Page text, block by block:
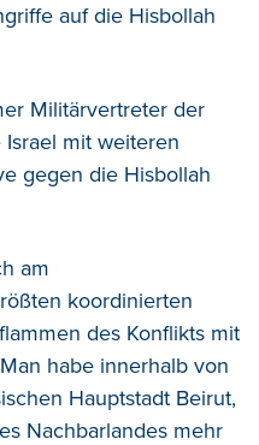
auf die Hisbollah
Militärvertreter der
mit weiteren
gegen die Hisbollah
am
koordinierten
des Konflikts mit
habe innerhalb von
Hauptstadt Beirut,
Nachbarlandes mehr